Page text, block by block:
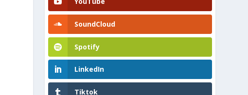
SoundCloud
Spotify
LinkedIn
Tiktok